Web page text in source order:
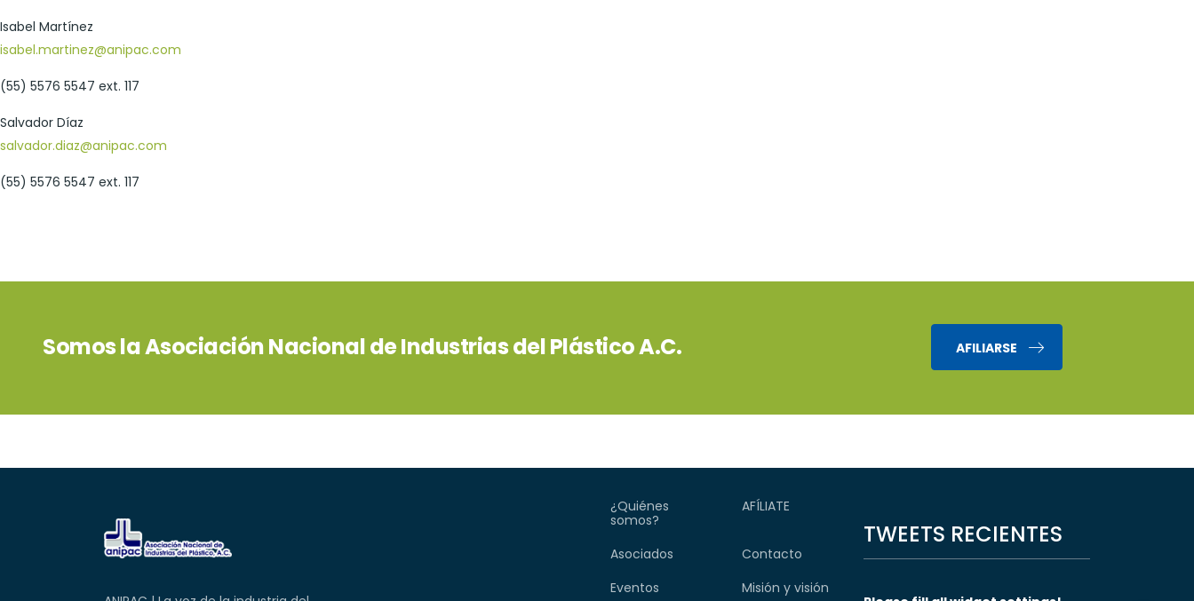
Isabel Martínez
isabel.martinez@anipac.com
(55) 5576 5547 ext. 117
Salvador Díaz
salvador.diaz@anipac.com
(55) 5576 5547 ext. 117
Somos la Asociación Nacional de Industrias del Plástico A.C. AFILIARSE
¿Quiénes
somos?
AFÍLIATE
Asociados
Contacto
Eventos
Misión y visión
TWEETS RECIENTES